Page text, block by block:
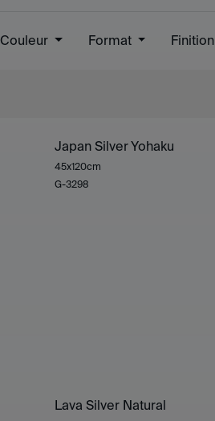
Couleur Format Finition
Japan Silver Yohaku
45x120cm
G-3298
Lava Silver Natural